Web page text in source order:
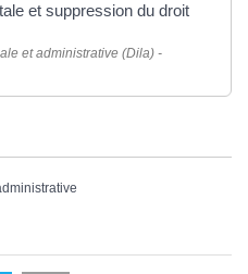
et suppression du droit
et administrative (Dila) -